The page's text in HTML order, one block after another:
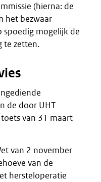
(hierna: de
het bezwaar
spoedig mogelijk de
te zetten.
de door UHT
van 31 maart
van 2 november
van de
hersteloperatie